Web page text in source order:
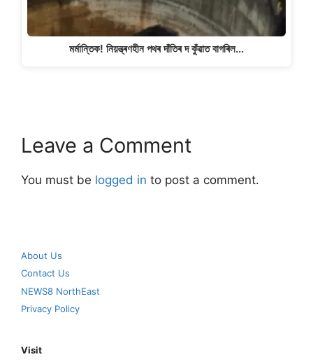
মৰ্মান্তিক! নিয়ন্ত্ৰণহীন পথৰ দাঁতিৰ দ কুঁৱাত বাগৰিল…
Leave a Comment
You must be logged in to post a comment.
About Us
Contact Us
NEWS8 NorthEast
Privacy Policy
Visit